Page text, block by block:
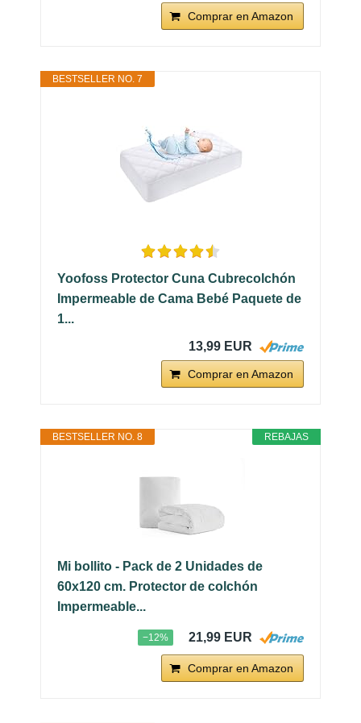
Comprar en Amazon
BESTSELLER NO. 7
Yoofoss Protector Cuna Cubrecolchón
Impermeable de Cama Bebé Paquete de
1...
13,99 EUR
Comprar en Amazon
REBAJAS
BESTSELLER NO. 8
Mi bollito - Pack de 2 Unidades de
60x120 cm. Protector de colchón
Impermeable...
−12% 21,99 EUR
Comprar en Amazon